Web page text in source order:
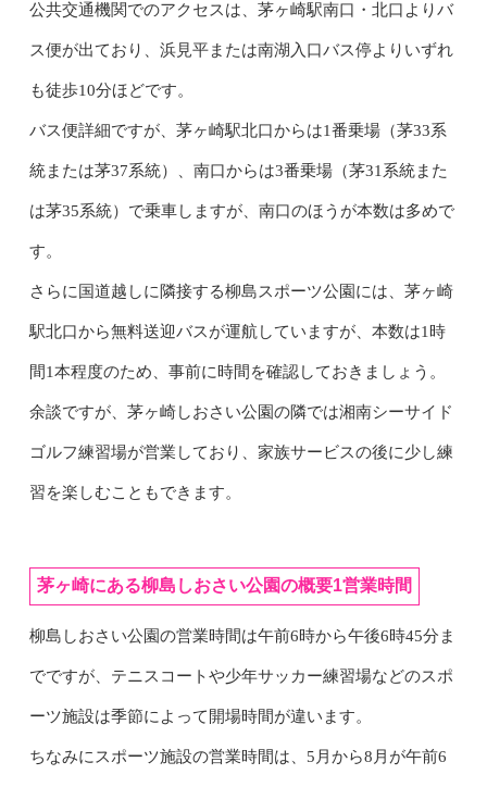
公共交通機関でのアクセスは、茅ヶ崎駅南口・北口よりバ
ス便が出ており、浜見平または南湖入口バス停よりいずれ
も徒歩10分ほどです。
バス便詳細ですが、茅ヶ崎駅北口からは1番乗場（茅33系
統または茅37系統）、南口からは3番乗場（茅31系統また
は茅35系統）で乗車しますが、南口のほうが本数は多めで
す。
さらに国道越しに隣接する柳島スポーツ公園には、茅ヶ崎
駅北口から無料送迎バスが運航していますが、本数は1時
間1本程度のため、事前に時間を確認しておきましょう。
余談ですが、茅ヶ崎しおさい公園の隣では湘南シーサイド
ゴルフ練習場が営業しており、家族サービスの後に少し練
習を楽しむこともできます。
茅ヶ崎にある柳島しおさい公園の概要1営業時間
柳島しおさい公園の営業時間は午前6時から午後6時45分ま
でですが、テニスコートや少年サッカー練習場などのスポ
ーツ施設は季節によって開場時間が違います。
ちなみにスポーツ施設の営業時間は、5月から8月が午前6